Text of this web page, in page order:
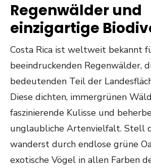
Regenwälder und
einzigartige
Costa Rica ist weltweit bekannt
beeindruckenden Regenwälder,
bedeutenden Teil der
Diese dichten, immergrünen
faszinierende Kulisse und
unglaubliche Artenvielfalt. Stell
wanderst durch endlose grüne
exotische Vögel in allen Farben